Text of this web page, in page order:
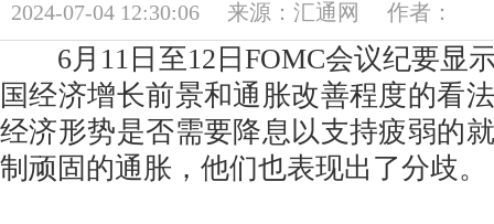
2024-07-04 12:30:06 来源：汇通网 作者：
6月11日至12日FOMC会议纪要显
国经济增长前景和通胀改善程度的看
经济形势是否需要降息以支持疲弱的
制顽固的通胀，他们也表现出了分歧。